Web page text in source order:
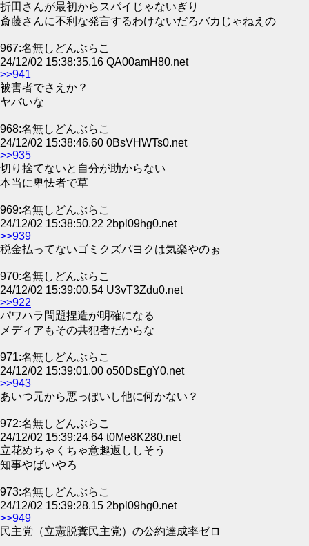
折田さんが最初からスパイじゃないぎり
斎藤さんに不利な発言するわけないだろバカじゃねえの
967:名無しどんぶらこ
24/12/02 15:38:35.16 QA00amH80.net
>>941
被害者でさえか？
ヤバいな
968:名無しどんぶらこ
24/12/02 15:38:46.60 0BsVHWTs0.net
>>935
切り捨てないと自分が助からない
本当に卑怯者で草
969:名無しどんぶらこ
24/12/02 15:38:50.22 2bpl09hg0.net
>>939
税金払ってないゴミクズパヨクは気楽やのぉ
970:名無しどんぶらこ
24/12/02 15:39:00.54 U3vT3Zdu0.net
>>922
パワハラ問題捏造が明確になる
メディアもその共犯者だからな
971:名無しどんぶらこ
24/12/02 15:39:01.00 o50DsEgY0.net
>>943
あいつ元から悪っぽいし他に何かない？
972:名無しどんぶらこ
24/12/02 15:39:24.64 t0Me8K280.net
立花めちゃくちゃ意趣返ししそう
知事やばいやろ
973:名無しどんぶらこ
24/12/02 15:39:28.15 2bpl09hg0.net
>>949
民主党（立憲脱糞民主党）の公約達成率ゼロ